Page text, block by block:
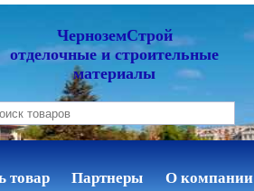
ЧерноземСтрой
отделочные и строительные
материалы
товар Партнеры О компании